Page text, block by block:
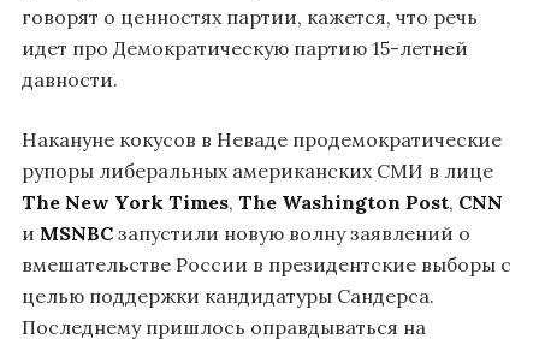
говорят о ценностях партии, кажется, что речь
идет про Демократическую партию 15-летней
давности.
Накануне кокусов в Неваде продемократические
рупоры либеральных американских СМИ в лице
The New York Times, The Washington Post, CNN
и MSNBC запустили новую волну заявлений о
вмешательстве России в президентские выборы с
целью поддержки кандидатуры Сандерса.
Последнему пришлось оправдываться на